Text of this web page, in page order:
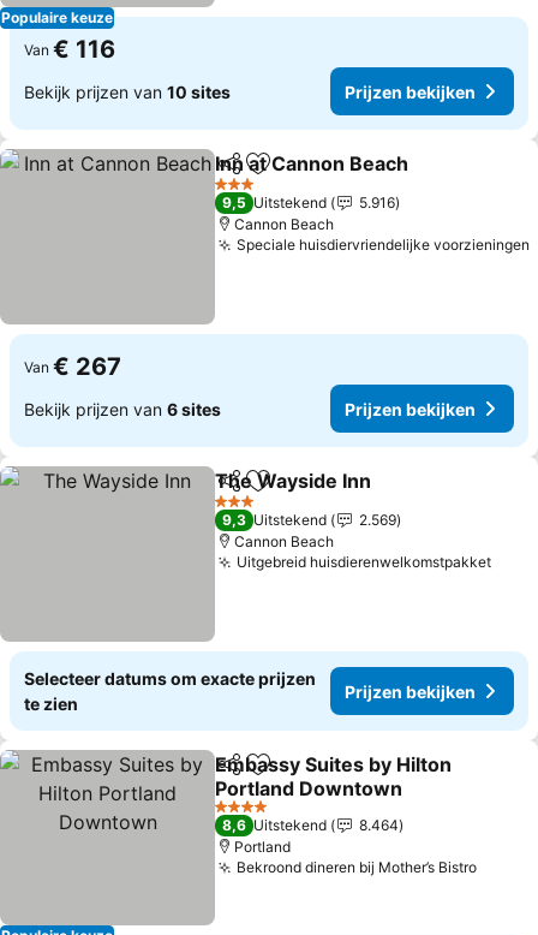
Populaire keuze
Van € 116
Bekijk prijzen van 10 sites Prijzen bekijken
DelenToevoegen aan favorieten
Inn at Cannon Beach
3 Sterren
9,5 Uitstekend
5.916
Cannon Beach
Speciale huisdiervriendelijke voorzieningen
Van € 267
Bekijk prijzen van 6 sites Prijzen bekijken
DelenToevoegen aan favorieten
The Wayside Inn
3 Sterren
9,3 Uitstekend
2.569
Cannon Beach
Uitgebreid huisdierenwelkomstpakket
Selecteer datums om exacte prijzen
te zien
Prijzen bekijken
DelenToevoegen aan favorieten
Embassy Suites by Hilton
Portland Downtown
4 Sterren
8,6 Uitstekend
8.464
Portland
Bekroond dineren bij Mother’s Bistro